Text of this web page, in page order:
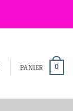
PANIER 0